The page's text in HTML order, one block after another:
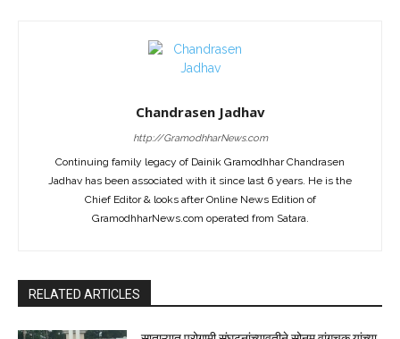
Chandrasen Jadhav
http://GramodhharNews.com
Continuing family legacy of Dainik Gramodhhar Chandrasen
Jadhav has been associated with it since last 6 years. He is the
Chief Editor & looks after Online News Edition of
GramodhharNews.com operated from Satara.
RELATED ARTICLES